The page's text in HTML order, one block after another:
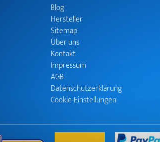
Blog
Hersteller
Sitemap
Über uns
Kontakt
Impressum
AGB
Datenschutzerklärung
Cookie-Einstellungen